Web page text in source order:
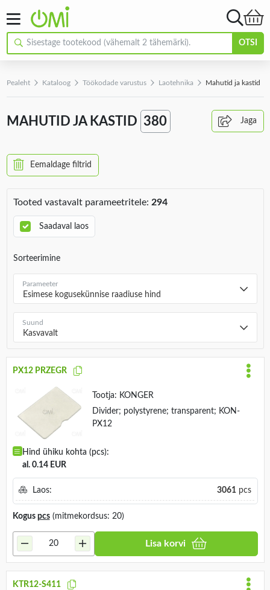
OTSI
Pealeht Kataloog Töökodade varustus Laotehnika Mahutid ja kastid
MAHUTID JA KASTID 380 Jaga
Eemaldage filtrid
Tooted vastavalt parameetritele: 294
Saadaval laos
Sorteerimine
Esimese kogusekünnise raadiuse hind
Parameeter
Kasvavalt
Suund
PX12 PRZEGR
Tootja: KONGER
Divider; polystyrene; transparent; KON-
PX12
Hind ühiku kohta (pcs):
al. 0.14 EUR
Laos: 3061pcs
Kogus pcs(mitmekordsus: 20)
Lisa korvi
KTR12-S411